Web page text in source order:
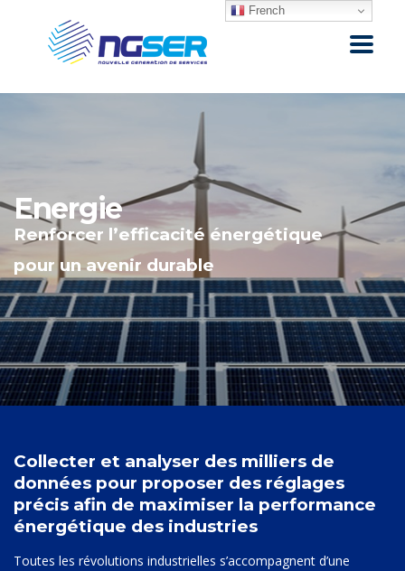
Energie
Renforcer l’efficacité énergétique
pour un avenir durable
Collecter et analyser des milliers de
données pour proposer des réglages
précis afin de maximiser la performance
énergétique des industries
Toutes les révolutions industrielles s’accompagnent d’une
French